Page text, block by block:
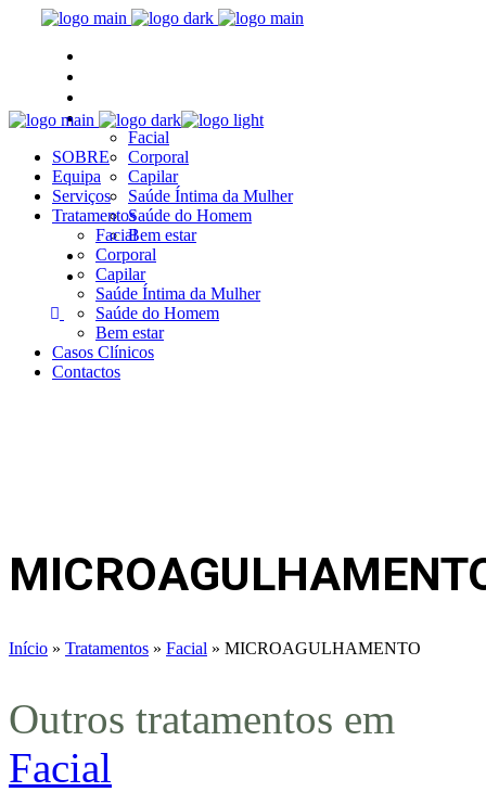
Tratamentos
Facial
Corporal
Capilar
Saúde Íntima da Mulher
Saúde do Homem
Bem estar
Casos Clínicos
Contactos
SOBRE
Equipa
Serviços
Tratamentos
Facial
Corporal
Capilar
Saúde Íntima da Mulher
Saúde do Homem
Bem estar
Casos Clínicos
Contactos
Início » Tratamentos » Facial » MICROAGULHAMENTO
Outros tratamentos em
Facial